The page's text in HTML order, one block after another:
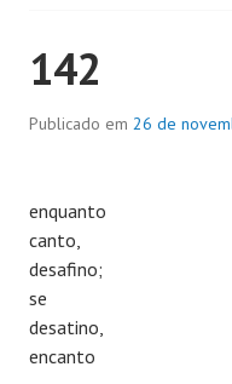
142
Publicado em 26 de
enquanto
canto,
desafino;
se
desatino,
encanto